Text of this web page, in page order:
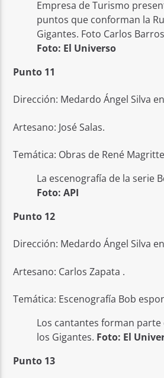
Empresa de Turismo
puntos que conforman la
Gigantes. Foto Carlos
Foto: El Universo
Punto 11
Dirección: Medardo Ángel Silva
Artesano: José Salas.
Temática: Obras de René
La escenografía de la serie
Foto: API
Punto 12
Dirección: Medardo Ángel Silva
Artesano: Carlos Zapata .
Temática: Escenografía Bob
Los cantantes forman parte
los Gigantes. Foto: El
Punto 13